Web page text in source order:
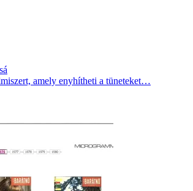
amely enyhítheti a tüneteket…